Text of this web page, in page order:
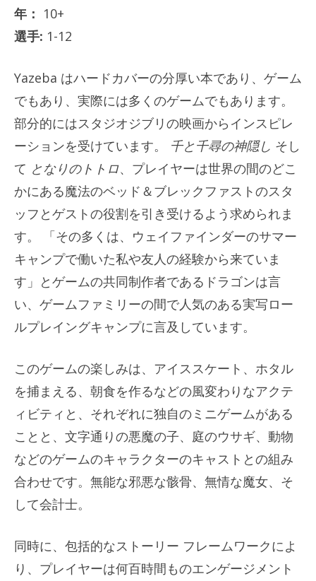
年： 10+
選手: 1-12
Yazeba はハードカバーの分厚い本であり、ゲーム
でもあり、実際には多くのゲームでもあります。
部分的にはスタジオジブリの映画からインスピレ
ーションを受けています。 千と千尋の神隠し そし
て となりのトトロ、プレイヤーは世界の間のどこ
かにある魔法のベッド＆ブレックファストのスタ
ッフとゲストの役割を引き受けるよう求められま
す。 「その多くは、ウェイファインダーのサマー
キャンプで働いた私や友人の経験から来ていま
す」とゲームの共同制作者であるドラゴンは言
い、ゲームファミリーの間で人気のある実写ロー
ルプレイングキャンプに言及しています。
このゲームの楽しみは、アイススケート、ホタル
を捕まえる、朝食を作るなどの風変わりなアクテ
ィビティと、それぞれに独自のミニゲームがある
ことと、文字通りの悪魔の子、庭のウサギ、動物
などのゲームのキャラクターのキャストとの組み
合わせです。無能な邪悪な骸骨、無情な魔女、そ
して会計士。
同時に、包括的なストーリー フレームワークによ
り、プレイヤーは何百時間ものエンゲージメント